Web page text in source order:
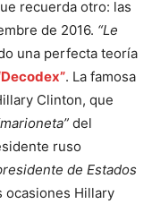
recuerda otro: las
de 2016. “Le
una perfecta teoría
. La famosa
Clinton, que
del
ruso
de Estados
ocasiones Hillary